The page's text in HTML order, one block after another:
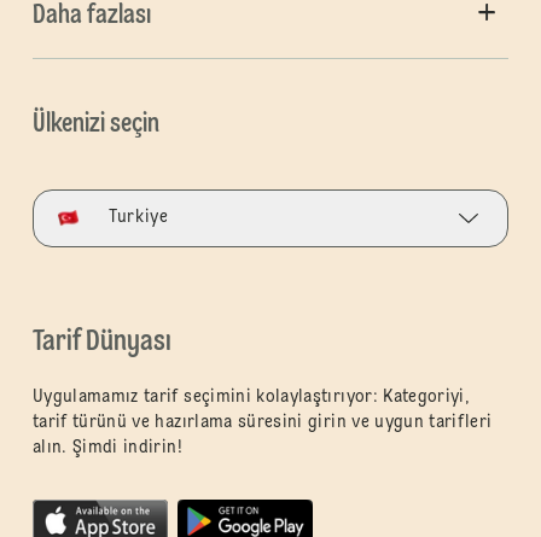
Daha fazlası
Ülkenizi seçin
Turkiye
Tarif Dünyası
Uygulamamız tarif seçimini kolaylaştırıyor: Kategoriyi,
tarif türünü ve hazırlama süresini girin ve uygun tarifleri
alın. Şimdi indirin!